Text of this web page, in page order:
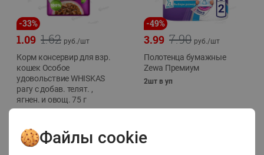
-33%
1.62
1.09 руб./шт
Корм консервир для взр.
кошек Особое
удовольствие WHISKAS
рагу с добав. телят. ,
ягнен. и овощ. 75 г
-49%
7.90
3.99 руб./шт
Полотенца бумажные
Zewa Премиум
2шт в уп
Файлы cookie